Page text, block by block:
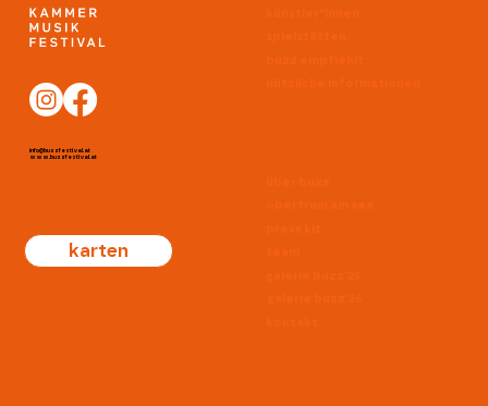
info@buzzfestival.at
www.buzzfestival.at
karten